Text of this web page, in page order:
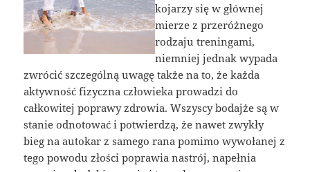
kojarzy się w głównej
mierze z przeróżnego
rodzaju treningami,
niemniej jednak wypada
zwrócić szczególną uwagę także na to, że każda
aktywność fizyczna człowieka prowadzi do
całkowitej poprawy zdrowia. Wszyscy bodajże są w
stanie odnotować i potwierdzą, że nawet zwykły
bieg na autokar z samego rana pomimo wywołanej z
tego powodu złości poprawia nastrój, napełnia